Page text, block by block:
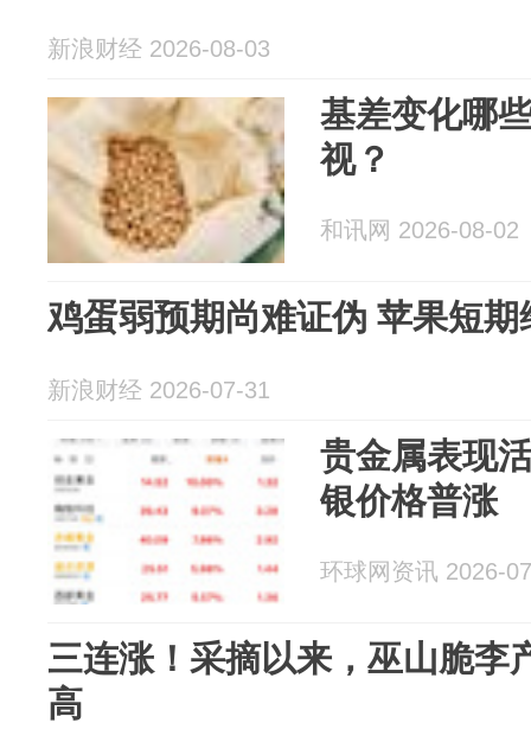
新浪财经 2026-08-03
基差变化哪
视？
和讯网 2026-08-02
鸡蛋弱预期尚难证伪 苹果短
新浪财经 2026-07-31
贵金属表现
银价格普涨
环球网资讯 2026-
三连涨！采摘以来，巫山脆李
高